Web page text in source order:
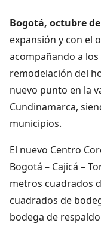
Bogotá, octubre de
expansión y con el
acompañando a
remodelación del
nuevo punto en la
Cundinamarca,
municipios.
El nuevo Centro
Bogotá – Cajicá –
metros cuadrados
cuadrados de
bodega de